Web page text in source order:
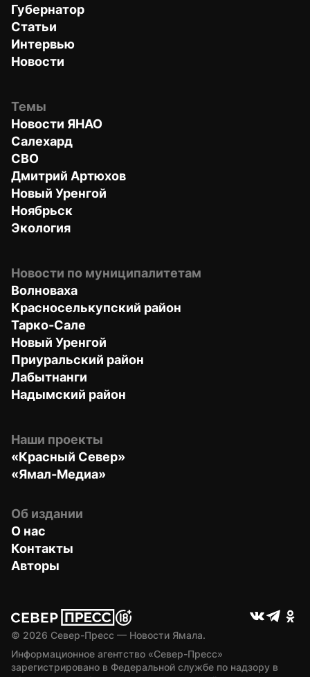
Губернатор
Статьи
Интервью
Новости
Темы
Новости ЯНАО
Салехард
СВО
Дмитрий Артюхов
Новый Уренгой
Ноябрьск
Экология
Новости по муниципалитетам
Волноваха
Красноселькупский район
Тарко-Сале
Новый Уренгой
Приуральский район
Лабытнанги
Надымский район
Наши проекты
«Красный Север»
«Ямал-Медиа»
Об издании
О нас
Контакты
Авторы
© 2026 Север-Пресс — Новости Ямала.
Информационное агентство «Север-Пресс»
зарегистрировано в Федеральной службе по надзору в